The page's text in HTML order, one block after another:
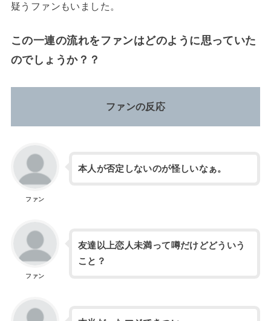
疑うファンもいました。
この一連の流れをファンはどのように思っていた
のでしょうか？？
ファンの反応
ファン
本人が否定しないのが怪しいなぁ。
ファン
友達以上恋人未満って噂だけどどういう
こと？